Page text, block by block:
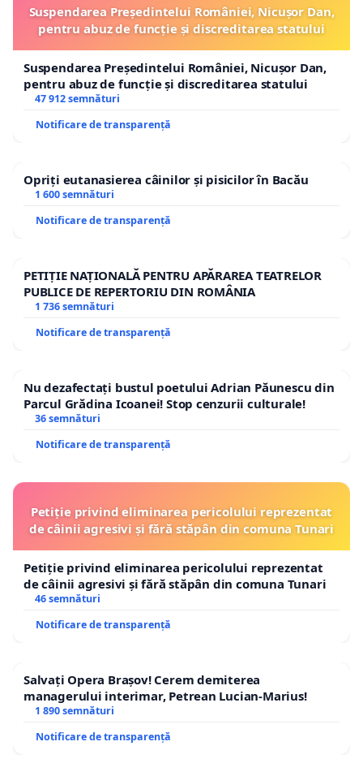
Suspendarea Președintelui României, Nicușor Dan,
pentru abuz de funcție și discreditarea statului
Suspendarea Președintelui României, Nicușor Dan,
pentru abuz de funcție și discreditarea statului
47 912 semnături
Notificare de transparență
Opriți eutanasierea câinilor și pisicilor în Bacău
1 600 semnături
Notificare de transparență
PETIȚIE NAȚIONALĂ PENTRU APĂRAREA TEATRELOR
PUBLICE DE REPERTORIU DIN ROMÂNIA
1 736 semnături
Notificare de transparență
Nu dezafectați bustul poetului Adrian Păunescu din
Parcul Grădina Icoanei! Stop cenzurii culturale!
36 semnături
Notificare de transparență
Petiție privind eliminarea pericolului reprezentat
de câinii agresivi și fără stăpân din comuna Tunari
Petiție privind eliminarea pericolului reprezentat
de câinii agresivi și fără stăpân din comuna Tunari
46 semnături
Notificare de transparență
Salvați Opera Brașov! Cerem demiterea
managerului interimar, Petrean Lucian-Marius!
1 890 semnături
Notificare de transparență